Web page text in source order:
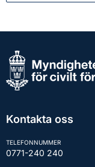
Kontakta oss
TELEFONNUMMER
0771-240 240